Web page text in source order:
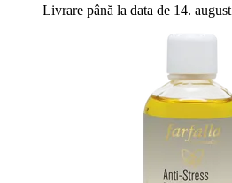
Livrare până la data de 14. august